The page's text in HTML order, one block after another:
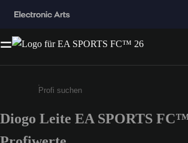
Gib mindestens 3 Zeichen oder
Diogo Leite EA SPORTS